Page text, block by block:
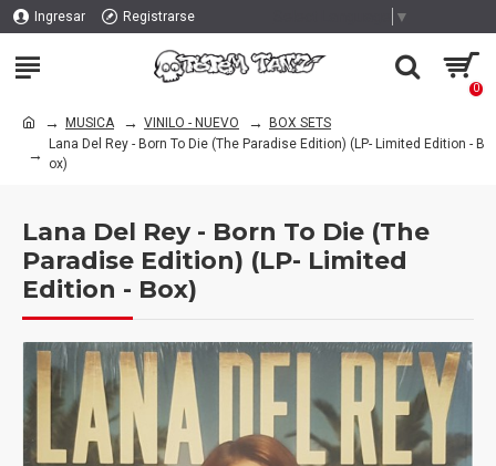
Ingresar Registrarse ▼
0
MUSICA VINILO - NUEVO
BOX SETS
Lana Del Rey - Born To Die (The Paradise Edition) (LP- Limited Edition - B
ox)
Lana Del Rey - Born To Die (The
Paradise Edition) (LP- Limited
Edition - Box)